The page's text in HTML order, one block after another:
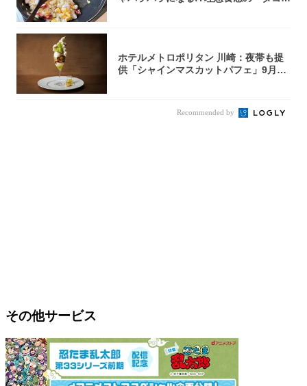
ホテルメトロポリタン 川崎：夜帯も提
供「シャインマスカットパフェ」9月1
Recommended by
その他サービス